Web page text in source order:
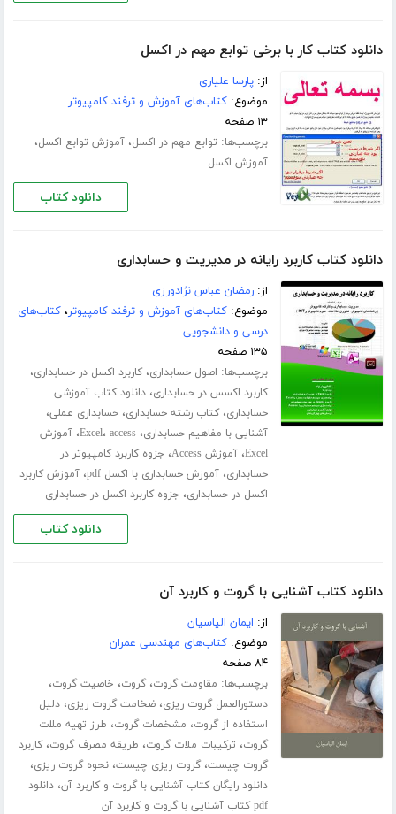
دانلود کتاب کار با برخی توابع مهم در اکسل
از:پارسا علیاری
موضوع:کتاب‌های آموزش و ترفند کامپیوتر
۱۳ صفحه
برچسب‌ها: توابع مهم در اکسل،آموزش توابع اکسل،
آموزش اکسل
دانلود کتاب
دانلود کتاب کاربرد رایانه در مدیریت و حسابداری
از:رمضان عباس نژادورزی
موضوع:کتاب‌های آموزش و ترفند کامپیوتر،کتاب‌های
درسی و دانشجویی
۱۳۵ صفحه
برچسب‌ها: اصول حسابداری،کاربرد اکسل در حسابداری،
کاربرد اکسس در حسابداری،دانلود کتاب آموزشی
حسابداری،کتاب رشته حسابداری،حسابداری عملی،
آشنایی با مفاهیم حسابداری، Excel، access ،آموزش
Excel،آموزش Access ، جزوه کاربرد کامپیوتر در
حسابداری،آموزش حسابداری با اکسل pdf ،آموزش کاربرد
اکسل در حسابداری، جزوه کاربرد اکسل در حسابداری
دانلود کتاب
دانلود کتاب آشنایی با گروت و کاربرد آن
از: ایمان الیاسیان
موضوع:کتاب‌های مهندسی عمران
۸۴ صفحه
برچسب‌ها: مقاومت گروت،گروت، خاصیت گروت،
دستورالعمل گروت ریزی،ضخامت گروت ریزی،دلیل
استفاده از گروت، مشخصات گروت، طرز تهیه ملات
گروت، ترکیبات ملات گروت، طریقه مصرف گروت،کاربرد
گروت چیست،گروت ریزی چیست،نحوه گروت ریزی،
دانلود رایگان کتاب آشنایی با گروت و کاربرد آن،دانلود
pdf کتاب آشنایی با گروت و کاربرد آن